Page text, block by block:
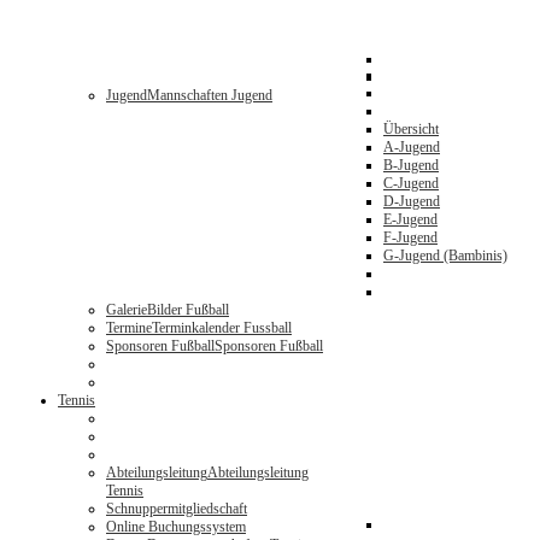
JugendMannschaften Jugend
Übersicht
A-Jugend
B-Jugend
C-Jugend
D-Jugend
E-Jugend
F-Jugend
G-Jugend (Bambinis)
GalerieBilder Fußball
TermineTerminkalender Fussball
Sponsoren FußballSponsoren Fußball
Tennis
AbteilungsleitungAbteilungsleitung
Tennis
Schnuppermitgliedschaft
Online Buchungssystem